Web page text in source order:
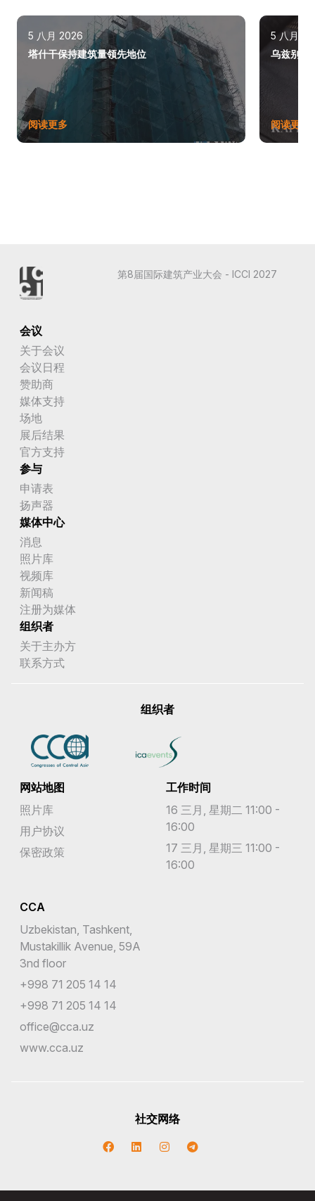
5 八月 2026
塔什干保持建筑量领先地位
阅读更多
5 八月
乌兹别克
阅读更多
第8届国际建筑产业大会 - ICCI 2027
会议
关于会议
会议日程
赞助商
媒体支持
场地
展后结果
官方支持
参与
申请表
扬声器
媒体中心
消息
照片库
视频库
新闻稿
注册为媒体
组织者
关于主办方
联系方式
组织者
网站地图
照片库
用户协议
保密政策
工作时间
16 三月, 星期二 11:00 -
16:00
17 三月, 星期三 11:00 -
16:00
CCA
Uzbekistan, Tashkent,
Mustakillik Avenue, 59A
3nd floor
+998 71 205 14 14
+998 71 205 14 14
office@cca.uz
www.cca.uz
社交网络